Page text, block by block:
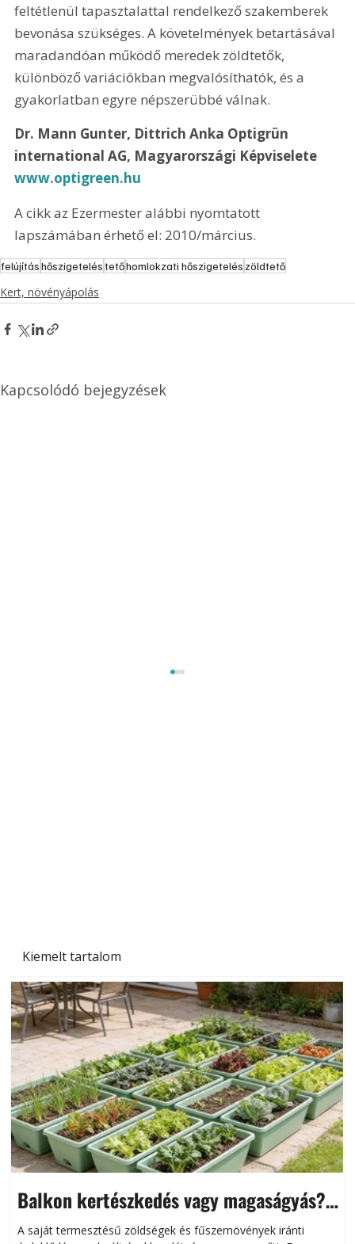
Kiemelt tartalom
Balkon kertészkedés vagy magaságyás?
Helytakarékos kertészkedés
A saját termesztésű zöldségek és fűszernövények iránti
feltétlenül tapasztalattal rendelkező szakemberek
bevonása szükséges. A követelmények betartásával
maradandóan működő meredek zöldtetők,
különböző variációkban megvalósíthatók, és a
gyakorlatban egyre népszerübbé válnak.
Dr. Mann Gunter, Dittrich Anka Optigrün
international AG, Magyarországi Képviselete
www.optigreen.hu
A cikk az Ezermester alábbi nyomtatott
lapszámában érhető el: 2010/március.
felújításhőszigeteléstetőhomlokzati hőszigetelés zöldtető
Kert, növényápolás
Kapcsolódó bejegyzések